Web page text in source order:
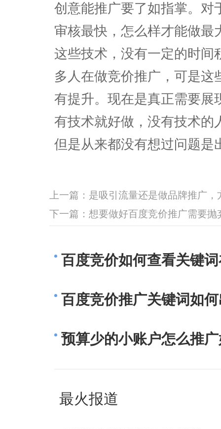
创意能推广要了如指掌。对
审核最快，怎么样才能做最
这些技术，没有一定的时间
多人在做竞价推广，可是
有提升。现在是真正需要展
有技术就好做，没有技术的
但是从来都没有想过问题是
上一篇： 是吸引流量还是做品牌推广，
下一篇： 想要做好百度竞价推广需要抛
百度竞价如何查看关键
百度竞价推广关键词如
预算少的小账户怎么推
最火报道